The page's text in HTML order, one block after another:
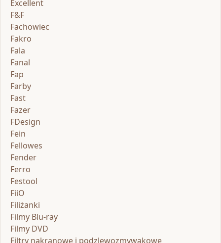
Excellent
F&F
Fachowiec
Fakro
Fala
Fanal
Fap
Farby
Fast
Fazer
FDesign
Fein
Fellowes
Fender
Ferro
Festool
FiiO
Filiżanki
Filmy Blu-ray
Filmy DVD
Filtry nakranowe i podzlewozmywakowe